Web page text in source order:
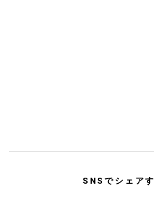
SNSでシェア